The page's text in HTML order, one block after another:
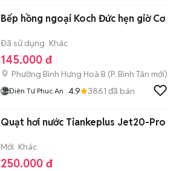
Bếp hồng ngoại Koch Đức hẹn giờ Cơ
Đã sử dụng Khác
145.000 đ
Phường Bình Hưng Hoà B (P. Bình Tân mới)
Điên Tư Phuc An 4.9 3861 đã bán
Quạt hơi nước Tiankeplus Jet20-Pro
Mới Khác
250.000 đ